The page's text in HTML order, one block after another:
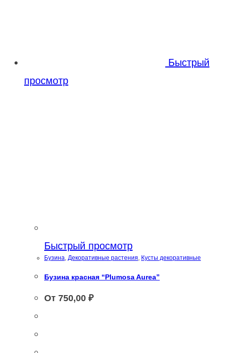
Быстрый
просмотр
Быстрый просмотр
Бузина, Декоративные растения, Кусты декоративные
Бузина красная “Plumosa Aurea”
От 750,00 ₽